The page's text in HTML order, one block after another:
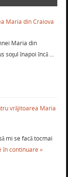
Maria din Craiova
Maria din
soţul înapoi încă …
vrăjitoarea Maria
mi se facă tocmai
în continuare »